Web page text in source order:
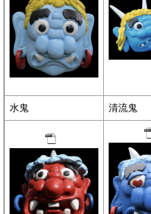
水鬼 清流鬼